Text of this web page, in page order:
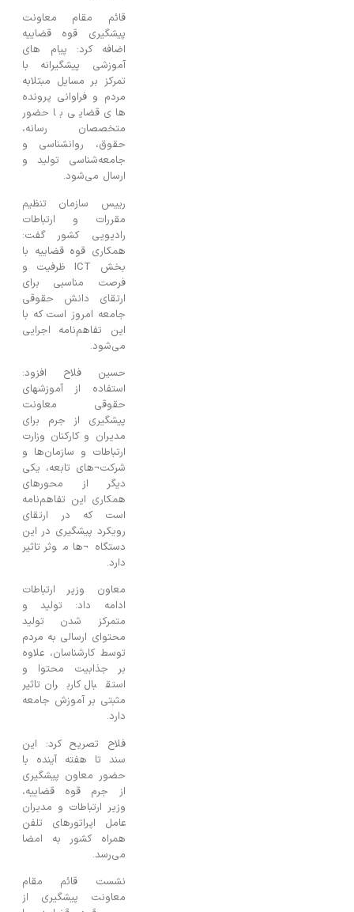
قائم مقام معاونت
پیشگیری قوه قضاییه
اضافه کرد: پیام های
آموزشی پیشگیرانه با
تمرکز بر مسایل مبتلابه
مردم و فراوانی پرونده
های قضایی با حضور
متخصصان رسانه،
حقوق، روانشناسی و
جامعه‌شناسی تولید و
ارسال می‌شود.
رییس سازمان تنظیم
مقررات و ارتباطات
رادیویی کشور گفت:
همکاری قوه قضاییه با
بخش ICT ظرفیت و
فرصت مناسبی برای
ارتقای دانش حقوقی
جامعه امروز است که با
این تفاهم‌نامه اجرایی
می‌شود.
حسین فلاح افزود:
استفاده از آموزشهای
حقوقی معاونت
پیشگیری از جرم برای
مدیران و کارکنان وزارت
ارتباطات و سازمان‌ها و
شرکت¬های تابعه، یکی
دیگر از محورهای
همکاری این تفاهم‌نامه
است که در ارتقای
رویکرد پیشگیری در این
دستگاه¬ها موثر تاثیر
دارد.
معاون وزیر ارتباطات
ادامه داد: تولید و
متمرکز شدن تولید
محتوای ارسالی به مردم
توسط کارشناسان، علاوه
بر جذابیت محتوا و
استقبال کاربران تاثیر
مثبتی بر آموزش جامعه
دارد.
فلاح تصریح کرد: این
سند تا هفته آینده با
حضور معاون پیشگیری
از جرم قوه قضاییه،
وزیر ارتباطات و مدیران
عامل اپراتورهای تلفن
همراه کشور به امضا
می‌رسد.
نشست قائم مقام
معاونت پیشگیری از